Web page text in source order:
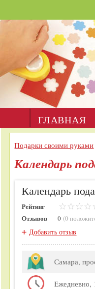
ГЛАВНАЯ
Подарки своими руками
Календарь
Календарь
Рейтинг
Отзывов 0 (0
+ Добавить отзыв
Самара,
Ежедневно,